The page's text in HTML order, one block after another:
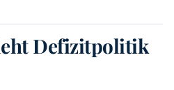
Defizitpolitik